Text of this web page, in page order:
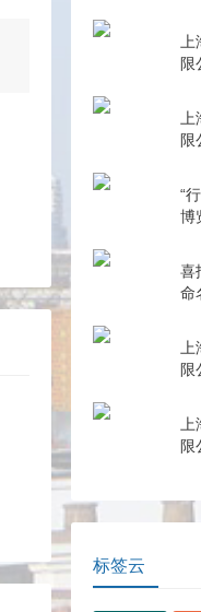
看
限
限
“
博
喜
命
限
限
标签云